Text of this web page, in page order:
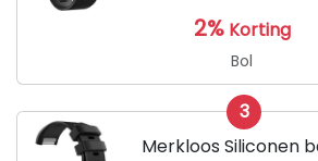
Armband Large -
voor de Activity
Polsband / Strap
2% Korting
Bol
3
Merkloos Siliconen